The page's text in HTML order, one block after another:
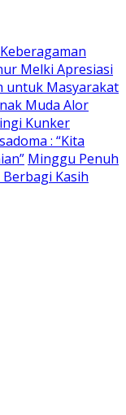
Melki Apresiasi
untuk Masyarakat
Muda Alor
Kunker
: “Kita
Minggu Penuh
Kasih